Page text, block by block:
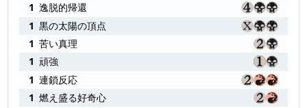
1 逸脱的帰還
1 黒の太陽の頂点
1 苦い真理
1 頑強
1 連鎖反応
1 燃え盛る好奇心